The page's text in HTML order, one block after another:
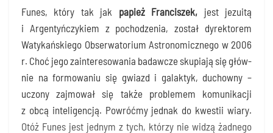
Funes, któ­ry tak jak papież Fran­ci­szek, jest jezu­itą
i Argen­tyń­czy­kiem z pocho­dze­nia, został dyrek­to­rem
Waty­kań­skie­go Obser­wa­to­rium Astro­no­micz­ne­go w 2006
r. Choć jego zain­te­re­so­wa­nia badaw­cze sku­pia­ją się głów­
nie na for­mo­wa­niu się gwiazd i galak­tyk, duchow­ny –
uczo­ny zaj­mo­wał się tak­że pro­ble­mem komu­ni­ka­cji
z obcą inte­li­gen­cją. Powróć­my jed­nak do kwe­stii wia­ry.
Otóż Funes jest jed­nym z tych, któ­rzy nie widzą żad­ne­go